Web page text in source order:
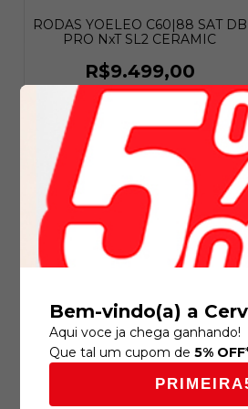
RODAS YOELEO C60|88 SAT DB
PRO NxT SL2 CERAMIC
R$9.499,00
COMPRAR
Recomendado por
Bem-vindo(a) a
Aqui voce ja chega ganhando!
Que tal um cupom de5% OFF